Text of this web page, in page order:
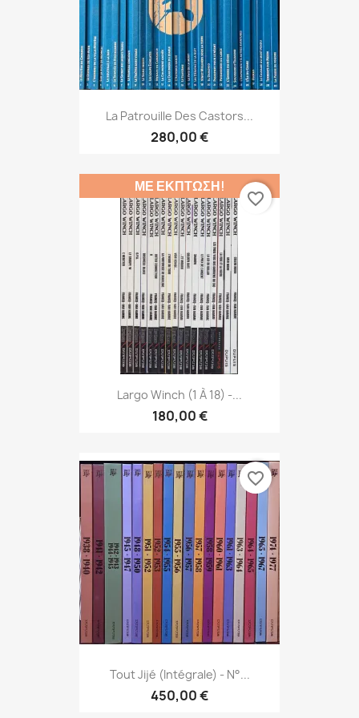
La Patrouille Des Castors...
280,00 €
Largo Winch (1 À 18) -...
180,00 €
ΜΕ ΈΚΠΤΩΣΗ!
favorite_border
Tout Jijé (Intégrale) - N°...
450,00 €
favorite_border